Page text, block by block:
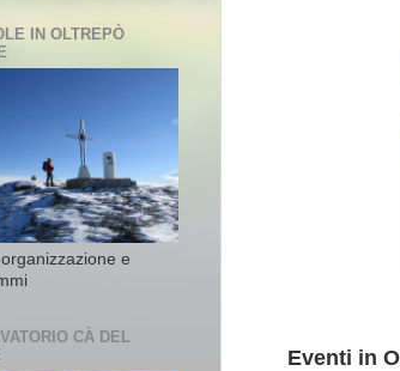
Eventi in
IN OLTREPÒ
e
CÀ DEL